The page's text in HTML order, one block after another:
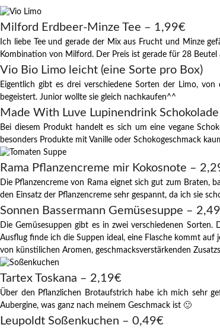
Milford Erdbeer-Minze Tee – 1,99€
Ich liebe Tee und gerade der Mix aus Frucht und Minze
Kombination von Milford. Der Preis ist gerade für 28 Beutel
Vio Bio Limo leicht (eine Sorte pro Box)
Eigentlich gibt es drei verschiedene Sorten der Limo,
begeistert. Junior wollte sie gleich nachkaufen^^
Made With Luve Lupinendrink
Bei diesem Produkt handelt es sich um eine vegane
besonders Produkte mit Vanille oder Schokogeschmack
Rama Pflanzencreme mir Kokosnote –
Die Pflanzencreme von Rama eignet sich gut zum Braten,
den Einsatz der Pflanzencreme sehr gespannt, da ich sie
Sonnen Bassermann Gemüsesuppe –
Die Gemüsesuppen gibt es in zwei verschiedenen
Ausflug finde ich die Suppen ideal, eine Flasche kommt
von künstilichen Aromen, geschmacksverstärkenden
Tartex Toskana – 2,19€
Über den Pflanzlichen Brotaufstrich habe ich mich sehr
Aubergine, was ganz nach meinem Geschmack ist 🙂
Leupoldt Soßenkuchen – 0,49€